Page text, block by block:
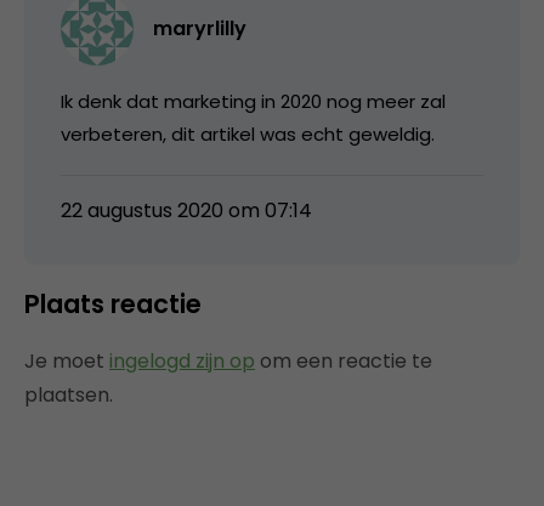
maryrlilly
Ik denk dat marketing in 2020 nog meer zal
verbeteren, dit artikel was echt geweldig.
22 augustus 2020 om 07:14
Plaats reactie
Je moet ingelogd zijn op om een reactie te
plaatsen.